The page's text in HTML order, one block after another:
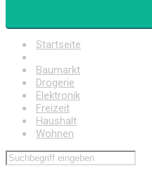
Startseite
Baumarkt
Drogerie
Elektronik
Freizeit
Haushalt
Wohnen